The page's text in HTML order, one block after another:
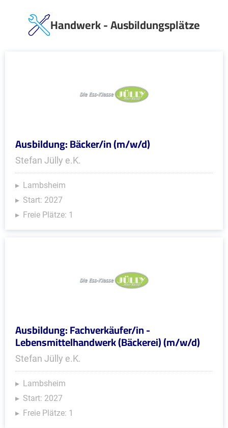
Handwerk - Ausbildungsplätze
Ausbildung: Bäcker/in (m/w/d)
Stefan Jülly e.K.
Lambsheim
Start: 2027
Freie Plätze: 1
Ausbildung: Fachverkäufer/in -
Lebensmittelhandwerk (Bäckerei) (m/w/d)
Stefan Jülly e.K.
Lambsheim
Start: 2027
Freie Plätze: 1